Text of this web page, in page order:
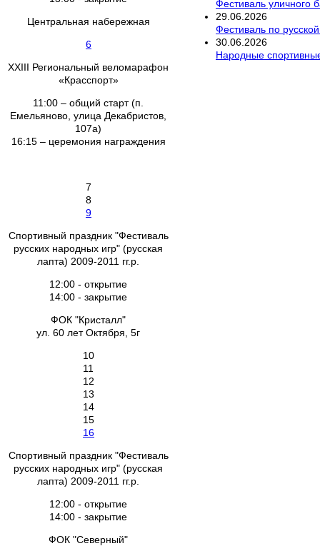
Центральная набережная
6
XXIII Региональный веломарафон
«Красспорт»
11:00 – общий старт (п.
Емельяново, улица Декабристов,
107а)
16:15 – церемония награждения
7
8
9
Спортивный праздник "Фестиваль
русских народных игр" (русская
лапта) 2009-2011 гг.р.
12:00 - открытие
14:00 - закрытие
ФОК "Кристалл"
ул. 60 лет Октября, 5г
10
11
12
13
14
15
16
Спортивный праздник "Фестиваль
русских народных игр" (русская
лапта) 2009-2011 гг.р.
12:00 - открытие
14:00 - закрытие
ФОК "Северный"
Фестиваль уличного
29 06 2026
Фестиваль по
30 06 2026
Народные